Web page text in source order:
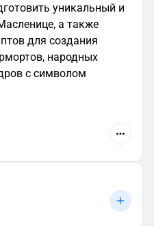
уникальный и
а также
для создания
народных
с символом